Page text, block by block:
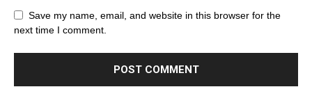
Save my name, email, and website in this browser for the
next time I comment.